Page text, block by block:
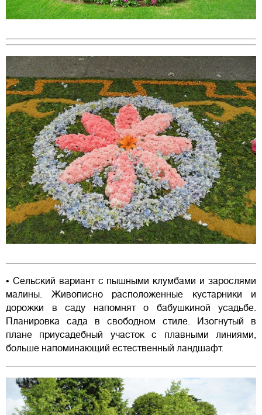
• Сельский вариант с пышными клумбами и зарослями
малины. Живописно расположенные кустарники и
дорожки в саду напомнят о бабушкиной усадьбе.
Планировка сада в свободном стиле. Изогнутый в
плане приусадебный участок с плавными линиями,
больше напоминающий естественный ландшафт.